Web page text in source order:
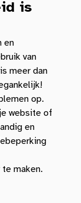
is
en
van
meer dan
op.
website of
en
maken.